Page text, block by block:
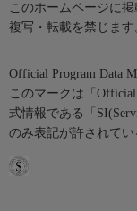
このホームページに
複写・転載を禁じます
Official Program Data
このマークは「
式情報である「
のみ表記が許されてい